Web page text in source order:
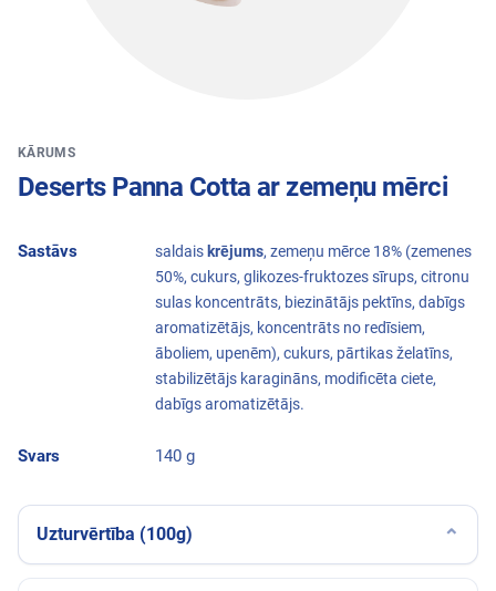
KĀRUMS
Deserts Panna Cotta ar zemeņu mērci
Sastāvs saldais krējums, zemeņu mērce 18% (zemenes
50%, cukurs, glikozes-fruktozes sīrups, citronu
sulas koncentrāts, biezinātājs pektīns, dabīgs
aromatizētājs, koncentrāts no redīsiem,
āboliem, upenēm), cukurs, pārtikas želatīns,
stabilizētājs karagināns, modificēta ciete,
dabīgs aromatizētājs.
Svars 140 g
Uzturvērtība (100g) ⌄